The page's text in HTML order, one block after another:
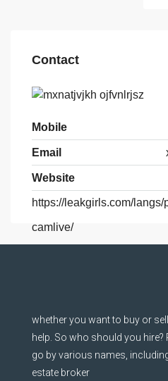
Contact
Mobile
Email
Website
https://leakgirls.com/
camlive/
whether you want to buy or
help. So who should you
go by various names,
estate broker